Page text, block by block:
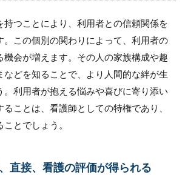
持つことにより、利用者との信頼関係を
。この個別の関わりによって、利用者の
機会が増えます。その人の家族構成や趣
などを知ることで、より人間的な絆が生
。利用者が抱える悩みや喜びに寄り添い
ことは、看護師としての特権であり、
とでしょう。
直接、看護の評価が得られる